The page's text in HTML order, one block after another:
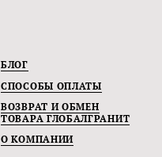
БЛОГ
СПОСОБЫ ОПЛАТЫ
ВОЗВРАТ И ОБМЕН
ТОВАРА ГЛОБАЛГРАНИТ
О КОМПАНИИ